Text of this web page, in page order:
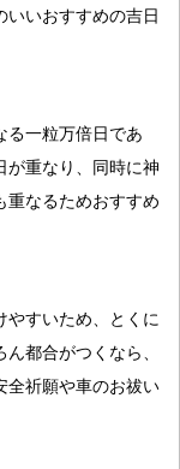
いいおすすめの吉日
る一粒万倍日であ
が重なり、同時に神
重なるためおすすめ
やすいため、とくに
都合がつくなら、
全祈願や車のお祓い